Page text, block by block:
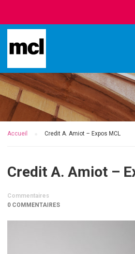
Accueil Credit A. Amiot – Expos MCL
Credit A. Amiot –
Commentaires
0 COMMENTAIRES